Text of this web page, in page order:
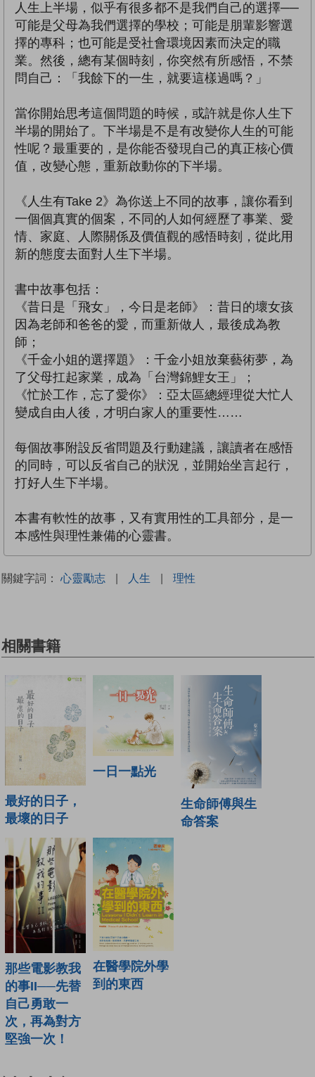
人生上半場，似乎有很多都不是我們自己的選擇──
可能是父母為我們選擇的學校；可能是朋輩影響選
擇的專科；也可能是受社會環境因素而決定的職
業。然後，總有某個時刻，你突然有所感悟，不禁
問自己：「我餘下的一生，就要這樣過嗎？」
當你開始思考這個問題的時候，或許就是你人生下
半場的開始了。下半場是不是有改變你人生的可能
性呢？最重要的，是你能否發現自己的真正核心價
值，改變心態，重新啟動你的下半場。
《人生有Take 2》為你送上不同的故事，讓你看到
一個個真實的個案，不同的人如何經歷了事業、愛
情、家庭、人際關係及價值觀的感悟時刻，從此用
新的態度去面對人生下半場。
書中故事包括：
《昔日是「飛女」，今日是老師》：昔日的壞女孩
因為老師和爸爸的愛，而重新做人，最後成為教
師；
《千金小姐的選擇題》：千金小姐放棄藝術夢，為
了父母扛起家業，成為「台灣錦鯉女王」；
《忙於工作，忘了愛你》：亞太區總經理從大忙人
變成自由人後，才明白家人的重要性……
每個故事附設反省問題及行動建議，讓讀者在感悟
的同時，可以反省自己的狀況，並開始坐言起行，
打好人生下半場。
本書有軟性的故事，又有實用性的工具部分，是一
本感性與理性兼備的心靈書。
關鍵字詞： 心靈勵志 | 人生 | 理性
相關書籍
最好的日子，
最壞的日子
一日一點光
生命師傅與生
命答案
那些電影教我
的事II──先替
自己勇敢一
次，再為對方
堅強一次！
在醫學院外學
到的東西